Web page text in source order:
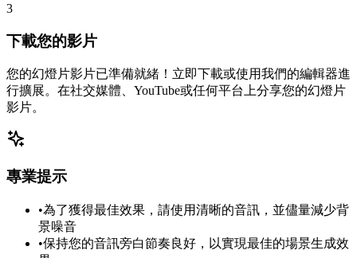
3
下載您的影片
您的幻燈片影片已準備就緒！立即下載或使用我們的編輯器進
行擴展。在社交媒體、YouTube或任何平台上分享您的幻燈片
影片。
專業提示
•為了獲得最佳效果，請使用清晰的音訊，並儘量減少背
景噪音
•保持您的音訊旁白節奏良好，以實現最佳的場景生成效